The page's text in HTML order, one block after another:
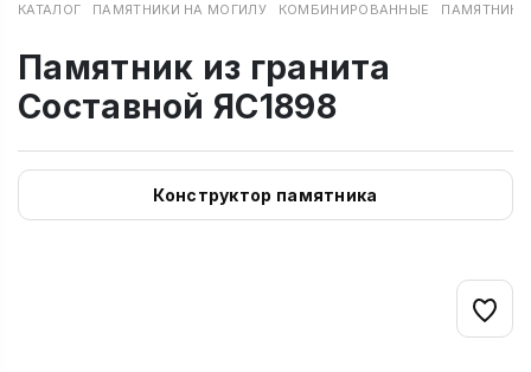
КАТАЛОГ ПАМЯТНИКИ НА МОГИЛУ КОМБИНИРОВАННЫЕ ПАМЯТНИК
Памятник из гранита
Составной ЯС1898
Конструктор памятника